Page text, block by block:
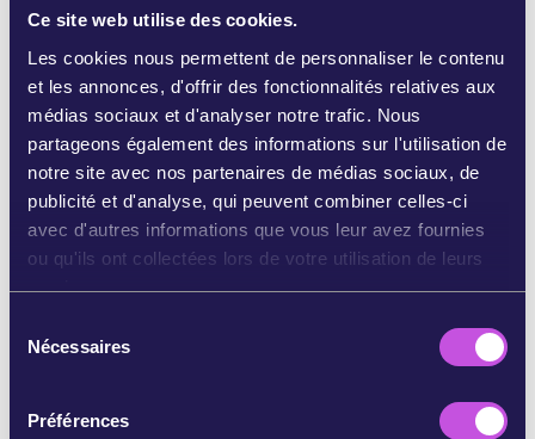
Ce site web utilise des cookies.
Les cookies nous permettent de personnaliser le contenu
et les annonces, d'offrir des fonctionnalités relatives aux
médias sociaux et d'analyser notre trafic. Nous
partageons également des informations sur l'utilisation de
notre site avec nos partenaires de médias sociaux, de
publicité et d'analyse, qui peuvent combiner celles-ci
avec d'autres informations que vous leur avez fournies
ou qu'ils ont collectées lors de votre utilisation de leurs
services.
Nécessaires
Préférences
ClientEarth, International
Comite Schone Lucht (Clean Air Committee),
Pays-Bas
Conservation North, Canada
Corporate Europe Observatory, UE
Danmarks Naturfredningsforening (Danish
Society for Nature Conservation), Danemark
Denkhaus Bremen, Allemagne
DiEM25, UE
Dogwood Alliance, USA
Ecology Action Centre, Canada
Eesti Metsa Abiks (Estonian Forest Aid),